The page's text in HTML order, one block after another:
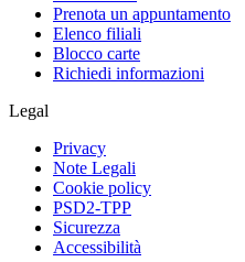
Prenota un appuntamento
Elenco filiali
Blocco carte
Richiedi informazioni
Legal
Privacy
Note Legali
Cookie policy
PSD2-TPP
Sicurezza
Accessibilità